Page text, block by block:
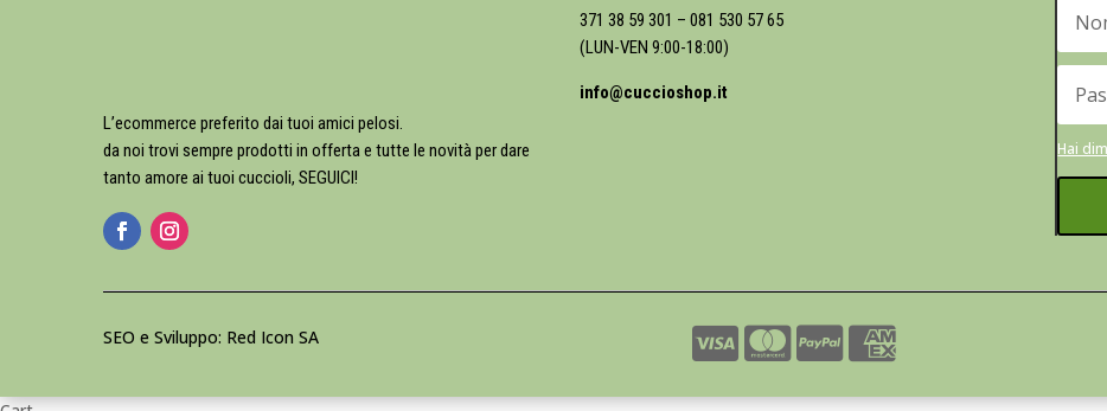
L’ecommerce preferito dai tuoi amici pelosi.
da noi trovi sempre prodotti in offerta e tutte le novità per dare
tanto amore ai tuoi cuccioli, SEGUICI!
371 38 59 301 – 081 530 57 65
(LUN-VEN 9:00-18:00)
info@cuccioshop.it
Hai
SEO e Sviluppo: Red Icon SA